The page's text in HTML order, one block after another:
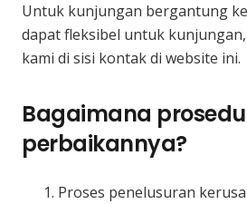
Untuk kunjungan bergantung
dapat fleksibel untuk
kami di sisi kontak di website ini.
Bagaimana
perbaikannya?
Proses penelusuran